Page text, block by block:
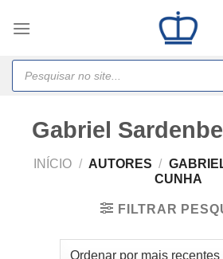
Products
search
Gabriel
INÍCIO / AUTORES /
CUNHA
FILTRAR